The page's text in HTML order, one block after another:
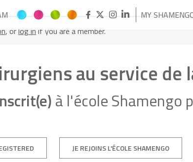
MY
, orlog in if you are a member.
au service
à l'école Shamengo
JE REJOINS L'ÉCOLE SHAMENGO